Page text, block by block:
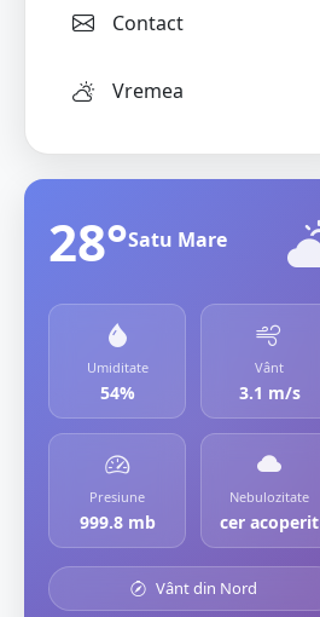
Contact
Vremea
28°Satu Mare
Umiditate
54%
Vânt
3.1 m/s
Presiune
999.8 mb
Nebulozitate
cer acoperit
Vânt din Nord